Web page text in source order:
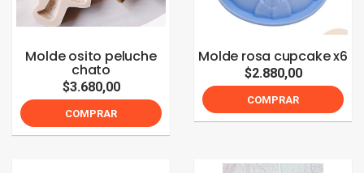
Molde osito peluche
chato
$3.680,00
COMPRAR
Molde rosa cupcake x6
$2.880,00
COMPRAR